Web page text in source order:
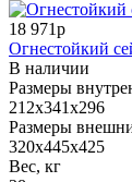
18 971р
Огнестойкий
В наличии
Размеры
212x341x296
Размеры
320x445x425
Вес, кг